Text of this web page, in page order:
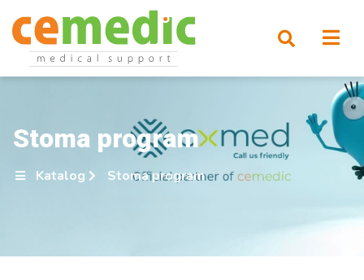
Stoma program
Katalog Stoma program